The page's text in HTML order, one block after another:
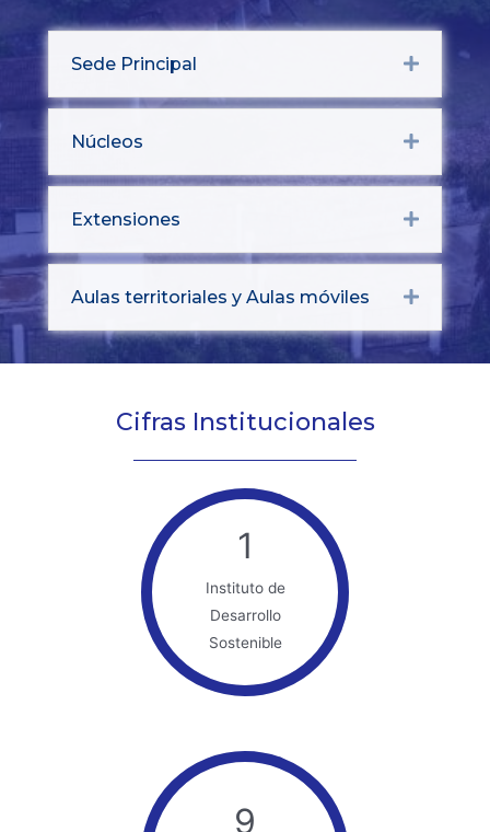
Sede Principal Expand
Núcleos Expand
Extensiones Expand
Aulas territoriales y Aulas móviles Expand
Cifras Institucionales
1
Instituto de
Desarrollo
Sostenible
9